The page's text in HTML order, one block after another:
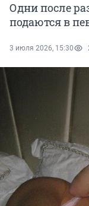
Одни после
подаются в
3 июля 2026, 15:30